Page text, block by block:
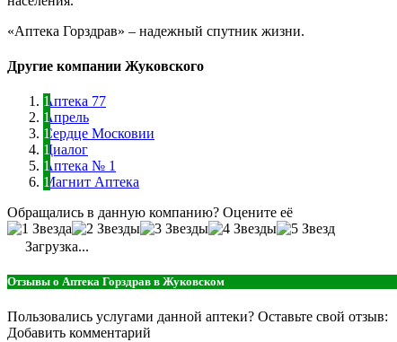
«Аптека Горздрав» – надежный спутник жизни.
Другие компании Жуковского
Аптека 77
Апрель
Сердце Московии
Диалог
Аптека № 1
Магнит Аптека
Обращались в данную компанию? Оцените её
Загрузка...
Отзывы о Аптека Горздрав в Жуковском
Пользовались услугами данной аптеки? Оставьте свой отзыв:
Добавить комментарий